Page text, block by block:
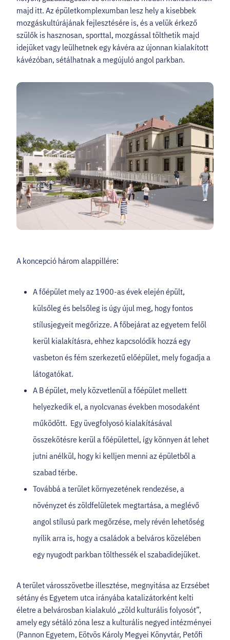
majd itt. Az épületkomplexumban lesz hely a kisebbek
mozgáskultúrájának fejlesztésére is, és a velük érkező
szülők is hasznosan, sporttal, mozgással tölthetik majd
idejüket vagy leülhetnek egy kávéra az újonnan kialakított
kávézóban, sétálhatnak a megújuló angol parkban.
A koncepció három alappillére:
A főépület mely az 1900-as évek elején épült,
külsőleg és belsőleg is úgy újul meg, hogy fontos
stílusjegyeit megőrizze. A főbejárat az egyetem felől
kerül kialakításra, ehhez kapcsolódik hozzá egy
vasbeton és fém szerkezetű előépület, mely fogadja a
látogatókat.
A B épület, mely közvetlenül a főépület mellett
helyezkedik el, a nyolcvanas években mosodaként
működött. Egy üvegfolyosó kialakításával
összekötésre kerül a főépülettel, így könnyen át lehet
jutni anélkül, hogy ki kelljen menni az épületből a
szabad térbe.
Továbbá a terület környezetének rendezése, a
növényzet és zöldfelületek megtartása, a meglévő
angol stílusú park megőrzése, mely révén lehetőség
nyílik arra is, hogy a családok a belváros közelében
egy nyugodt parkban tölthessék el szabadidejüket.
A terület városszövetbe illesztése, megnyitása az Erzsébet
sétány és Egyetem utca irányába katalizátorként kelti
életre a belvárosban kialakuló „zöld kulturális folyosót”,
amely egy sétáló zóna lesz a kulturális negyed intézményei
(Pannon Egyetem, Eötvös Károly Megyei Könyvtár, Petőfi